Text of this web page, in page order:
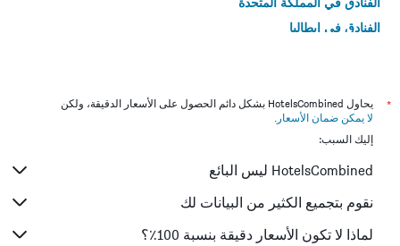
الفنادق في إيطاليا
*
يحاول HotelsCombined بشكل دائم الحصول على الأسعار الدقيقة، ولكن
لا يمكن ضمان الأسعار .
إليك السبب:
HotelsCombined ليس البائع
نقوم بتجميع الكثير من البيانات لك
لماذا لا تكون الأسعار دقيقة بنسبة 100٪؟